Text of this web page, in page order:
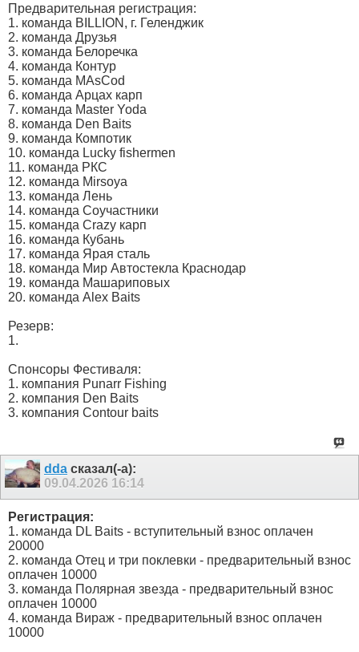
Предварительная регистрация:
1. команда BILLION, г. Геленджик
2. команда Друзья
3. команда Белоречка
4. команда Контур
5. команда MAsCod
6. команда Арцах карп
7. команда Master Yoda
8. команда Den Baits
9. команда Компотик
10. команда Lucky fishermen
11. команда РКС
12. команда Mirsoya
13. команда Лень
14. команда Соучастники
15. команда Crazy карп
16. команда Кубань
17. команда Ярая сталь
18. команда Мир Автостекла Краснодар
19. команда Машариповых
20. команда Alex Baits
Резерв:
1.
Спонсоры Фестиваля:
1. компания Punarr Fishing
2. компания Den Baits
3. компания Contour baits
dda сказал(-а):
09.04.2026 16:14
Регистрация:
1. команда DL Baits - вступительный взнос оплачен
20000
2. команда Отец и три поклевки - предварительный взнос
оплачен 10000
3. команда Полярная звезда - предварительный взнос
оплачен 10000
4. команда Вираж - предварительный взнос оплачен
10000